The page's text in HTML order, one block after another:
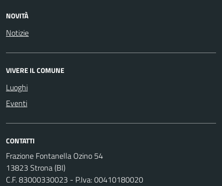
NOVITÀ
Notizie
VIVERE IL COMUNE
Luoghi
Eventi
CONTATTI
Frazione Fontanella Ozino 54
13823 Strona (BI)
C.F. 83000330023 - P.Iva: 00410180020